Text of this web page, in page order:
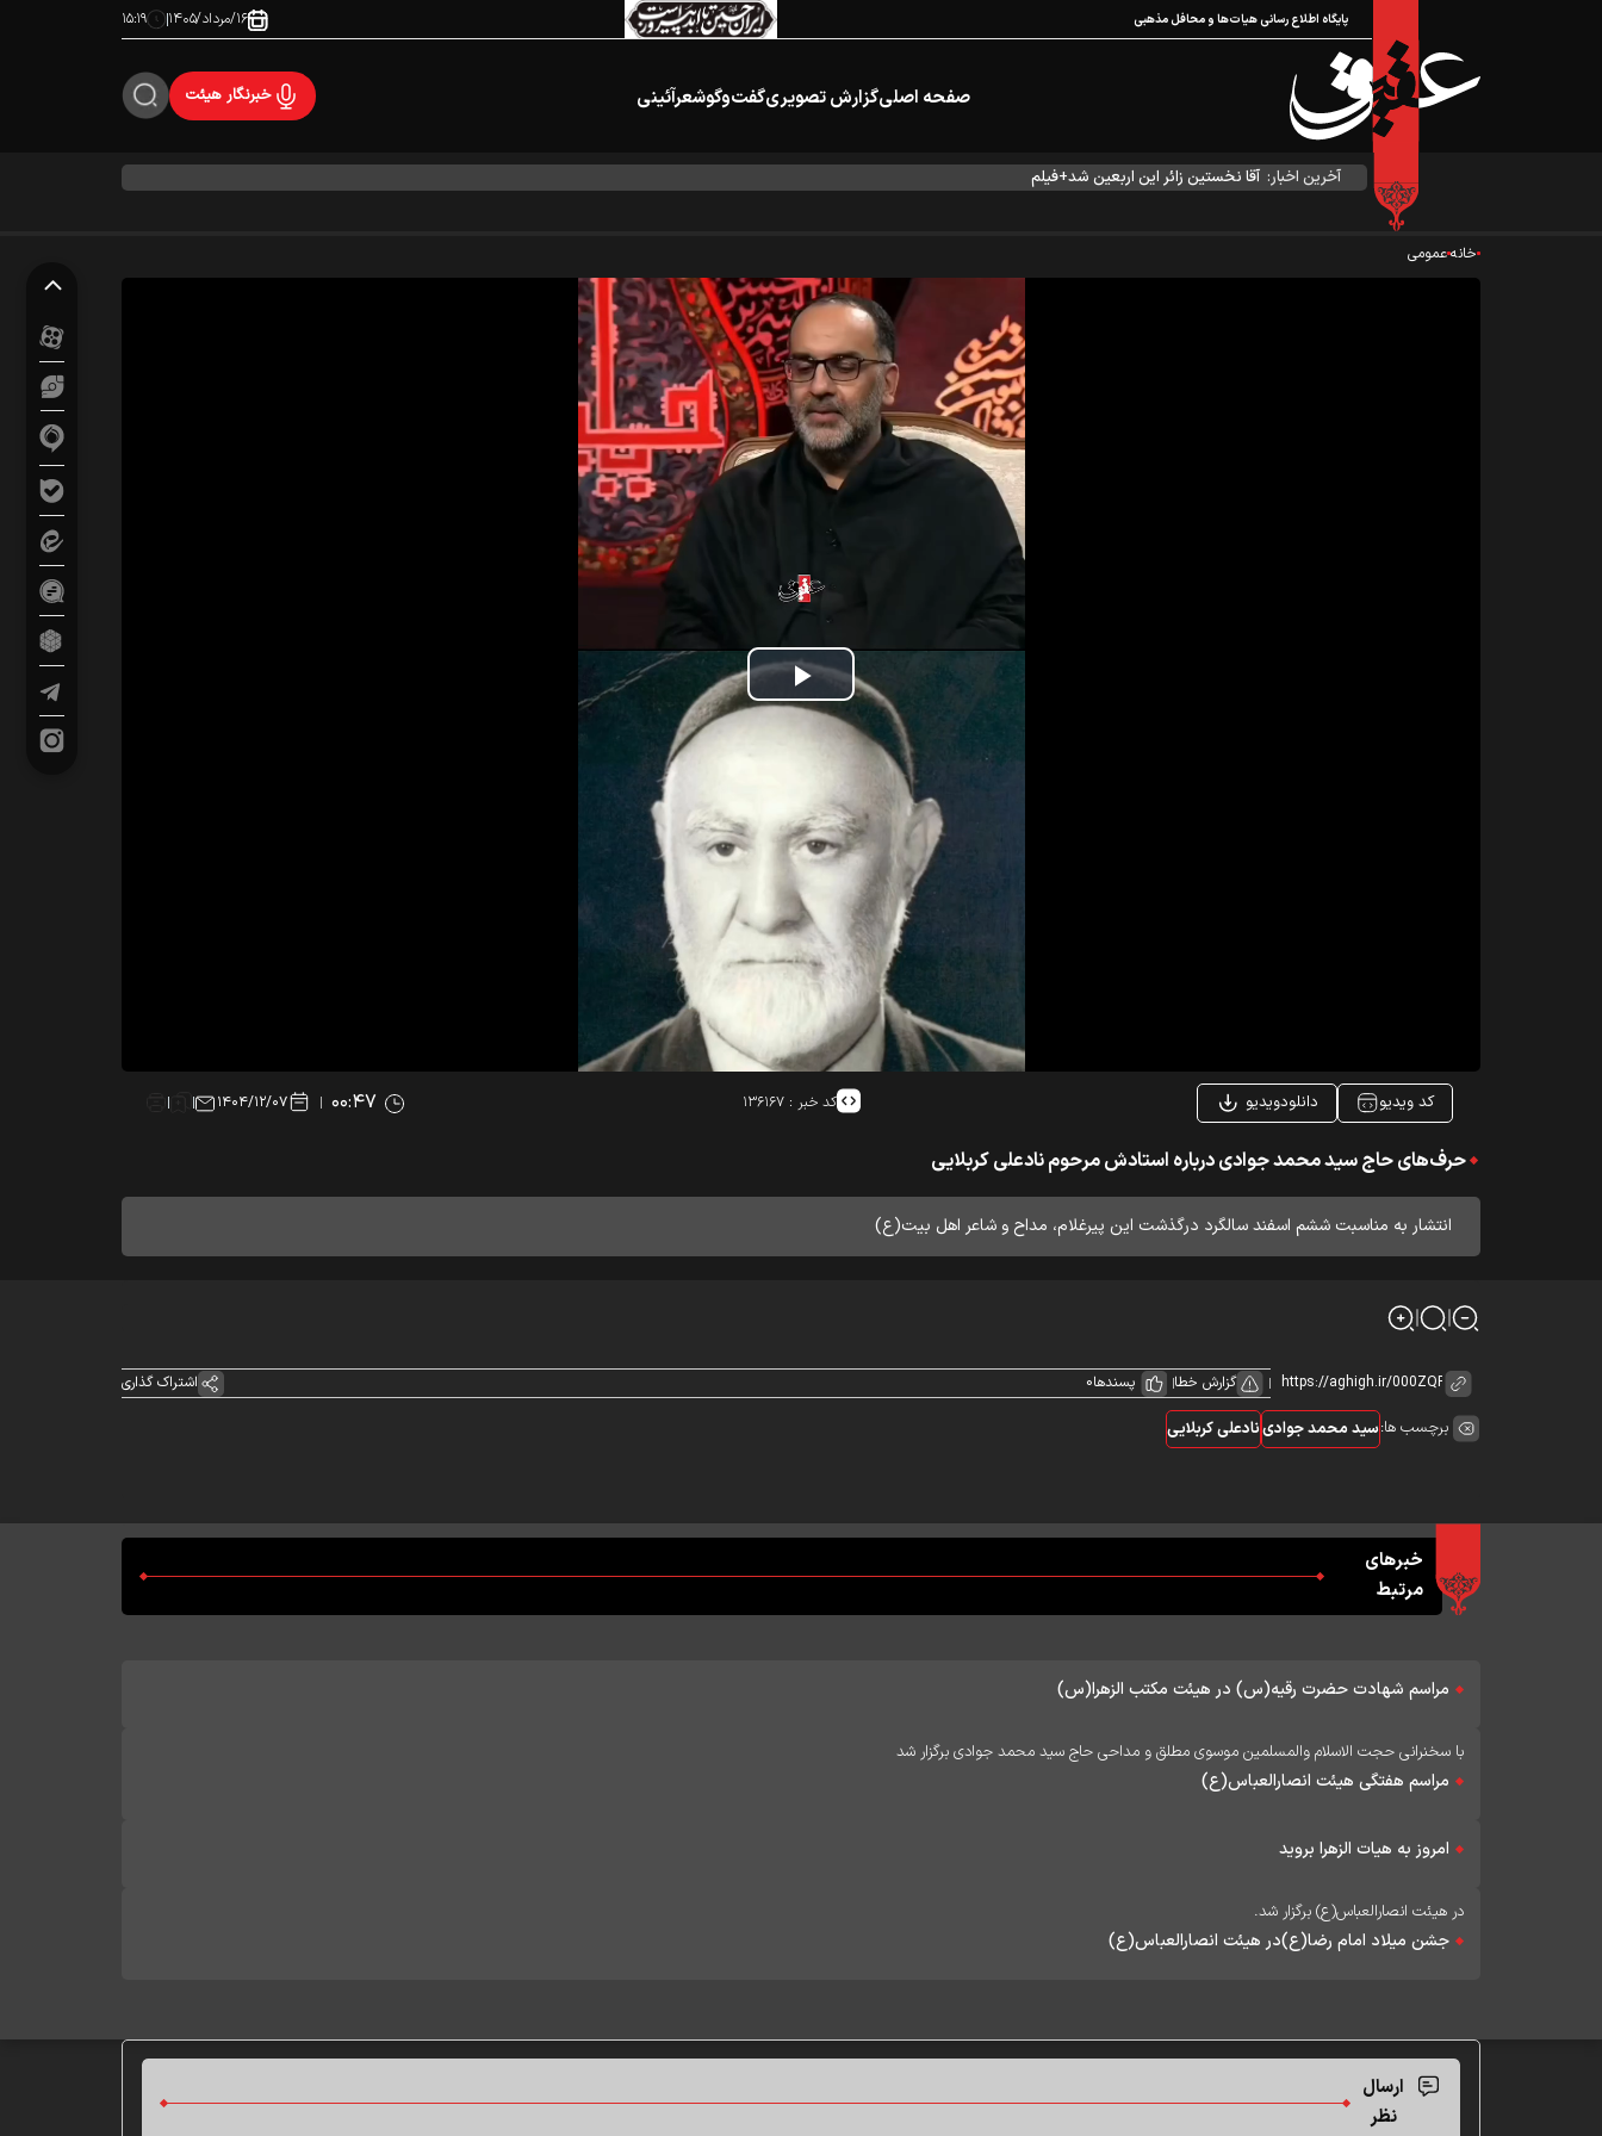
پایگاه اطلاع رسانی هیات‌ها و محافل مذهبی ۱۶/مرداد/۱۴۰۵ ۱۵:۱۹
صفحه اصلیگزارش تصویریگفت‌وگوشعرآئینی خبرنگار هیئت
آخرین اخبار: آقا نخستین زائر این اربعین شد+فیلم
خانهعمومی
Play
Video
کد ویدیو دانلودویدیو کد خبر :۱۳۶۱۶۷ ۱۴۰۴/۱۲/۰۷
حرف‌های حاج سید محمد جوادی درباره استادش مرحوم نادعلی کربلایی
انتشار به مناسبت ششم اسفند سالگرد درگذشت این پیرغلام، مداح و شاعر اهل بیت(ع)
گزارش خطا پسندها0 اشتراک گذاری
برچسب ها:سید محمد جوادینادعلی کربلایی
خبرهای
مرتبط
مراسم شهادت حضرت رقیه(س) در هیئت مکتب الزهرا(س)
با سخنرانی حجت الاسلام والمسلمین موسوی مطلق و مداحی حاج سید محمد جوادی برگزار شد
مراسم هفتگی هیئت انصارالعباس(ع)
امروز به هیات الزهرا بروید
در هیئت انصارالعباس(ع) برگزار شد.
جشن میلاد امام رضا(ع)در هیئت انصارالعباس(ع)
ارسال
نظر